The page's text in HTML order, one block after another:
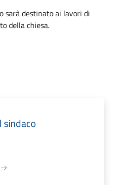
sarà destinato ai lavori di
della chiesa.